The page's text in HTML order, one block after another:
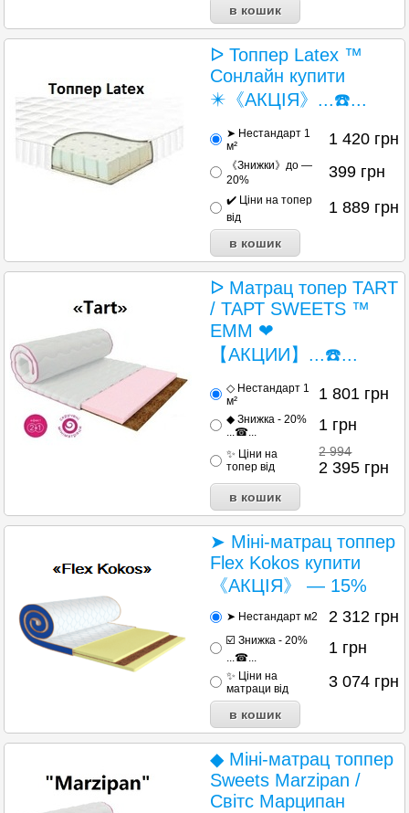
ᐅ Топпер Latex ™
Сонлайн купити
✴️《АКЦІЯ》...☎️...
➤ Нестандарт 1
м²
1 420 грн
《Знижки》до —
20%
399 грн
✔️ Ціни на топер
від
1 889 грн
ᐅ Матрац топер TART
/ ТАРТ SWEETS ™
ЕММ ❤
【АКЦИИ】...☎️...
◇ Нестандарт 1
м²
1 801 грн
◆ Знижка - 20%
...☎...
1 грн
✨ Ціни на
топер від
2 994
2 395 грн
➤ Міні-матрац топпер
Flex Kokos купити
《АКЦІЯ》 — 15%
➤ Нестандарт м2 2 312 грн
☑️ Знижка - 20%
...☎...
1 грн
✨ Ціни на
матраци від
3 074 грн
◆ Міні-матрац топпер
Sweets Marzipan /
Світс Марципан